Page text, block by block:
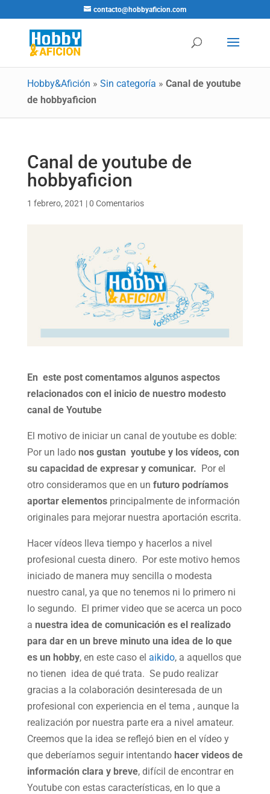
contacto@hobbyaficion.com
Hobby&Afición » Sin categoría » Canal de youtube
de hobbyaficion
Canal de youtube de
hobbyaficion
1 febrero, 2021 |0 Comentarios
En este post comentamos algunos aspectos
relacionados con el inicio de nuestro modesto
canal de Youtube
El motivo de iniciar un canal de youtube es doble:
Por un lado nos gustan youtube y los vídeos, con
su capacidad de expresar y comunicar. Por el
otro consideramos que en un futuro podríamos
aportar elementosprincipalmente de información
originales para mejorar nuestra aportación escrita.
Hacer vídeos lleva tiempo y hacerlos a nivel
profesional cuesta dinero. Por este motivo hemos
iniciado de manera muy sencilla o modesta
nuestro canal, ya que no tenemos ni lo primero ni
lo segundo. El primer video que se acerca un poco
a nuestra idea de comunicación es el realizado
para dar en un breve minuto una idea de lo que
es un hobby, en este caso el aikido, a aquellos que
no tienen idea de qué trata. Se pudo realizar
gracias a la colaboración desinteresada de un
profesional con experiencia en el tema , aunque la
realización por nuestra parte era a nivel amateur.
Creemos que la idea se reflejó bien en el vídeo y
que deberíamos seguir intentando hacer videos de
información clara y breve, difícil de encontrar en
Youtube con estas características, en lo que a